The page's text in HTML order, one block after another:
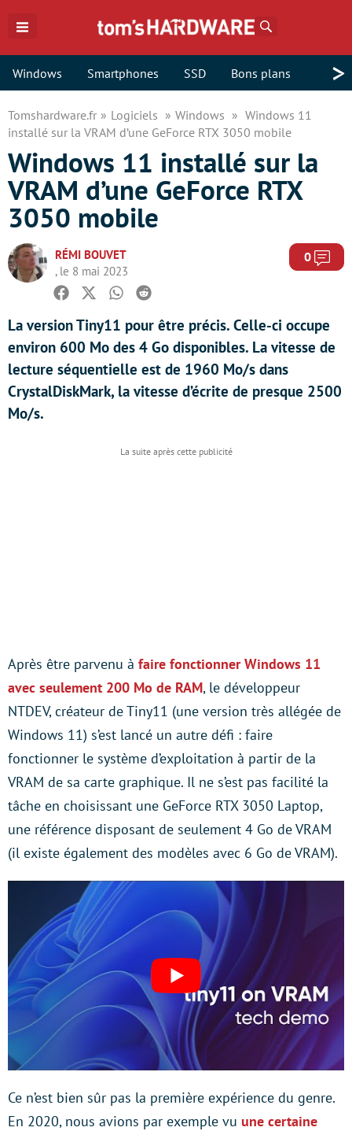
Windows Smartphones SSD Bons plans >
Tomshardware.fr Logiciels Windows
Windows 11
installé sur la VRAM d’une GeForce RTX 3050 mobile
Windows 11 installé sur la
VRAM d’une GeForce RTX
3050 mobile
RÉMI BOUVET
, le 8 mai 2023
0
Facebook
TwitterWhatsapp
Reddit
La version Tiny11 pour être précis. Celle-ci occupe
environ 600 Mo des 4 Go disponibles. La vitesse de
lecture séquentielle est de 1960 Mo/s dans
CrystalDiskMark, la vitesse d’écrite de presque 2500
Mo/s.
Après être parvenu à faire fonctionner Windows 11
avec seulement 200 Mo de RAM, le développeur
NTDEV, créateur de Tiny11 (une version très allégée de
Windows 11) s’est lancé un autre défi : faire
fonctionner le système d’exploitation à partir de la
VRAM de sa carte graphique. Il ne s’est pas facilité la
tâche en choisissant une GeForce RTX 3050 Laptop,
une référence disposant de seulement 4 Go de VRAM
(il existe également des modèles avec 6 Go de VRAM).
Ce n’est bien sûr pas la première expérience du genre.
En 2020, nous avions par exemple vu une certaine